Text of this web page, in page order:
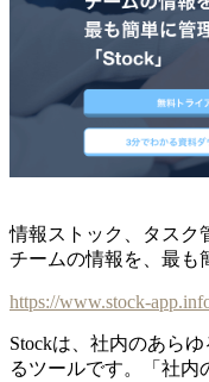
情報ストック、タスク
チームの情報を、最も
https://www.stock-
Stockは、社内のあら
るツールです。「社内